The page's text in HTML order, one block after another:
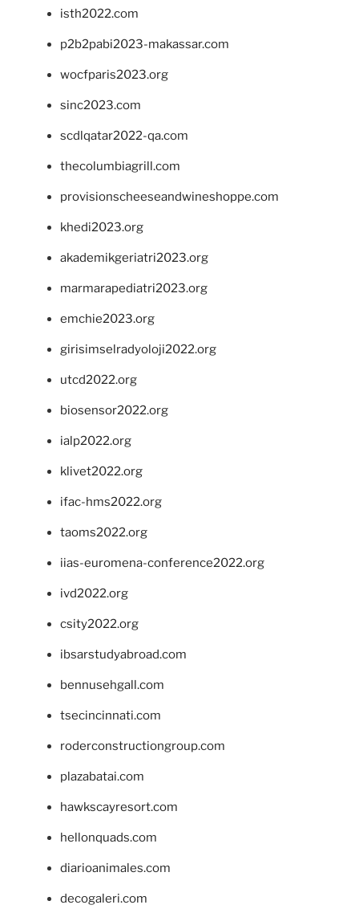
isth2022.com
p2b2pabi2023-makassar.com
wocfparis2023.org
sinc2023.com
scdlqatar2022-qa.com
thecolumbiagrill.com
provisionscheeseandwineshoppe.com
khedi2023.org
akademikgeriatri2023.org
marmarapediatri2023.org
emchie2023.org
girisimselradyoloji2022.org
utcd2022.org
biosensor2022.org
ialp2022.org
klivet2022.org
ifac-hms2022.org
taoms2022.org
iias-euromena-conference2022.org
ivd2022.org
csity2022.org
ibsarstudyabroad.com
bennusehgall.com
tsecincinnati.com
roderconstructiongroup.com
plazabatai.com
hawkscayresort.com
hellonquads.com
diarioanimales.com
decogaleri.com